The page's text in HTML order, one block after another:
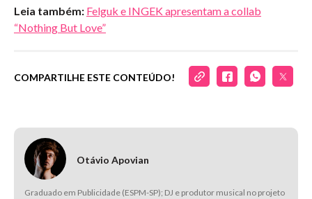
Leia também: Felguk e INGEK apresentam a collab
“Nothing But Love”
COMPARTILHE ESTE CONTEÚDO!
Otávio Apovian
Graduado em Publicidade (ESPM-SP); DJ e produtor musical no projeto